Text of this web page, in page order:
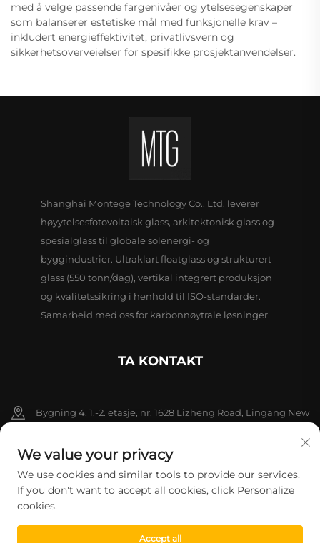
med å velge passende fargenivåer og ytelsesegenskaper
som balanserer estetiske mål med funksjonelle krav –
inkludert energieffektivitet, privatlivsvern og
sikkerhetsoverveielser for spesifikke prosjektanvendelser.
Shanghai Montege Technology Co., Ltd. leverer
høyytelsesfotovoltaisk glass, arkitektonisk glass og
spesialglass til globale solenergi- og
byggindustrier. Ultraklart floatglass og strukturert
glass (550 tonn/dag), vertikal integrert produksjon
og kvalitetssikring i henhold til ISO-standarder.
Samarbeid med oss for karbonnøytrale løsninger.
TA KONTAKT
Bygning 4, 1.-2. etasje, nr. 1628 Lizheng Road, Lingang New
+86-15124919712
[email protected]
Copyright © 2026 Shanghai Montege Technology Co., Ltd. Alle
We value your privacy
We use cookies and similar tools to provide our services.
If you don't want to accept all cookies, click Personalize
cookies.
Accept all